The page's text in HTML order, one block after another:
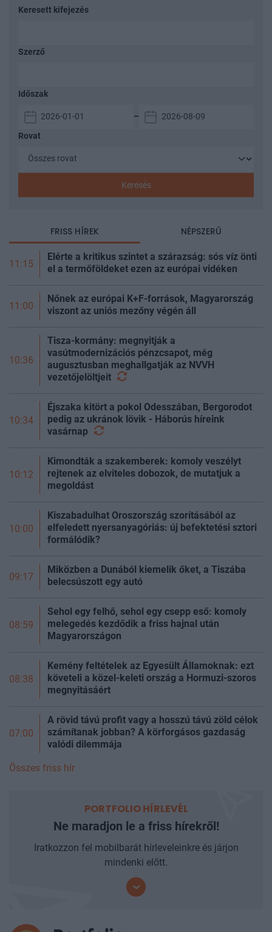
Keresett kifejezés
Szerző
Időszak
–
Rovat
Keresés
FRISS HÍREK NÉPSZERŰ
11:15
Elérte a kritikus szintet a szárazság: sós víz önti
el a termőföldeket ezen az európai vidéken
11:00
Nőnek az európai K+F-források, Magyarország
viszont az uniós mezőny végén áll
10:36
Tisza-kormány: megnyitják a
vasútmodernizációs pénzcsapot, még
augusztusban meghallgatják az NVVH
vezetőjelöltjeit
10:34
Éjszaka kitört a pokol Odesszában, Bergorodot
pedig az ukránok lövik - Háborús híreink
vasárnap
10:12
Kimondták a szakemberek: komoly veszélyt
rejtenek az elviteles dobozok, de mutatjuk a
megoldást
10:00
Kiszabadulhat Oroszország szorításából az
elfeledett nyersanyagóriás: új befektetési sztori
formálódik?
09:17
Miközben a Dunából kiemelik őket, a Tiszába
belecsúszott egy autó
08:59
Sehol egy felhő, sehol egy csepp eső: komoly
melegedés kezdődik a friss hajnal után
Magyarországon
08:38
Kemény feltételek az Egyesült Államoknak: ezt
követeli a közel-keleti ország a Hormuzi-szoros
megnyitásáért
07:00
A rövid távú profit vagy a hosszú távú zöld célok
számítanak jobban? A körforgásos gazdaság
valódi dilemmája
Összes friss hír
PORTFOLIO HÍRLEVÉL
Ne maradjon le a friss hírekről!
Iratkozzon fel mobilbarát hírleveleinkre és járjon
mindenki előtt.